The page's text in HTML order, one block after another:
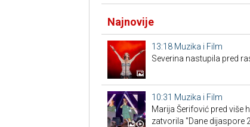
Najnovije
13:18 Muzika i Film
Severina nastupila pred
10:31 Muzika i Film
Marija Šerifović pred više
zatvorila "Dane dijaspore